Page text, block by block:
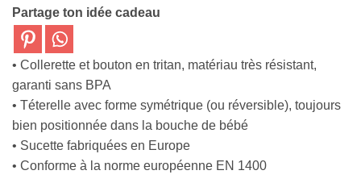
Partage ton idée cadeau
• Collerette et bouton en tritan, matériau très résistant,
garanti sans BPA
• Téterelle avec forme symétrique (ou réversible), toujours
bien positionnée dans la bouche de bébé
• Sucette fabriquées en Europe
• Conforme à la norme européenne EN 1400